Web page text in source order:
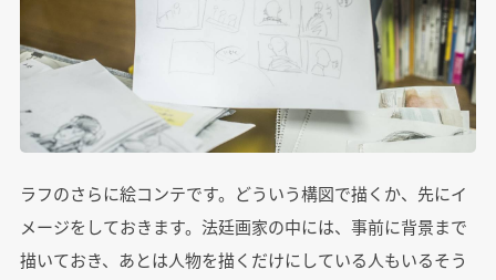
ラフのさらに絵コンテです。どういう構図で描くか、先にイ
メージをしておきます。法廷画家の中には、事前に背景まで
描いておき、あとは人物を描くだけにしている人もいるそう